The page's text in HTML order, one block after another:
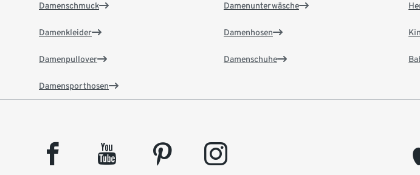
Damenschmuck
Damenkleider
Damenpullover
Damensporthosen
Damenunterwäsche
Damenhosen
Damenschuhe
facebook youtube pinterest instagram